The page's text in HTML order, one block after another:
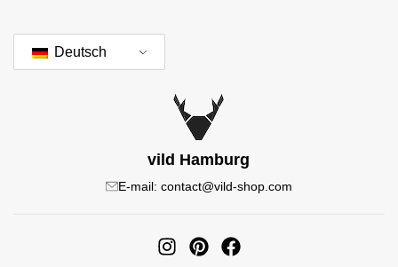
Deutsch
vild Hamburg
E-mail: contact@vild-shop.com